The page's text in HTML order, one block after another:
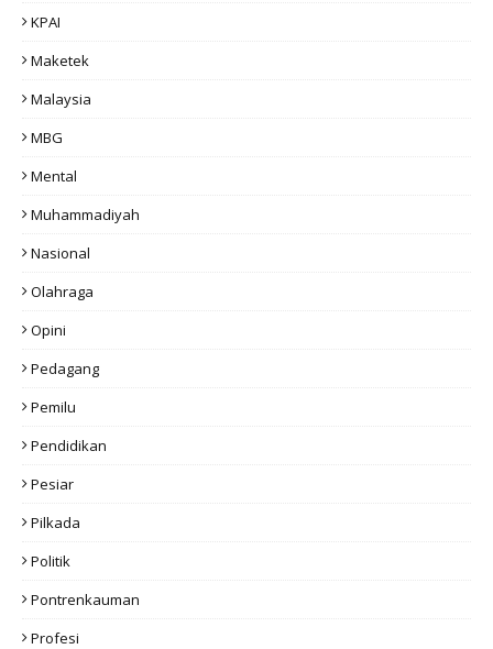
KPAI
Maketek
Malaysia
MBG
Mental
Muhammadiyah
Nasional
Olahraga
Opini
Pedagang
Pemilu
Pendidikan
Pesiar
Pilkada
Politik
Pontrenkauman
Profesi